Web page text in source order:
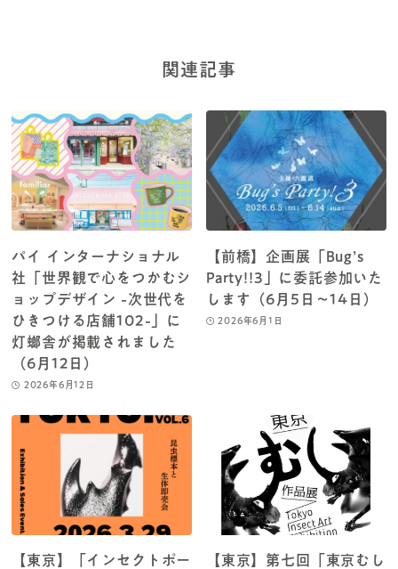
関連記事
パイ インターナショナル
社「世界観で心をつかむシ
ョップデザイン -次世代を
ひきつける店舗102-」に
灯螂舎が掲載されました
（6月12日）
2026年6月12日
【前橋】企画展「Bug’s
Party!!3」に委託参加いた
します（6月5日～14日）
2026年6月1日
【東京】「インセクトポー
【東京】第七回「東京むし